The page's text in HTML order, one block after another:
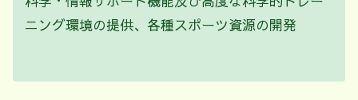
ニング環境の提供、各種スポーツ資源の開発